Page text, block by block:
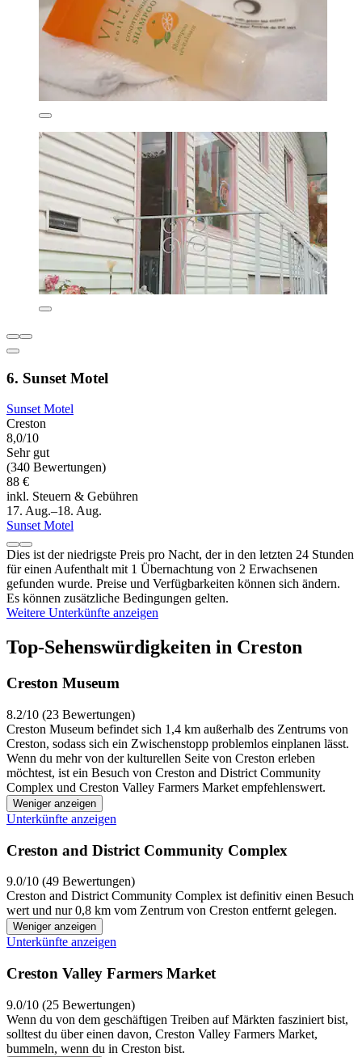
6. Sunset Motel
Sunset Motel
Creston
8,0/10
Sehr gut
(340 Bewertungen)
88 €
inkl. Steuern & Gebühren
17. Aug.–18. Aug.
Sunset Motel
Dies ist der niedrigste Preis pro Nacht, der in den letzten 24 Stunden
für einen Aufenthalt mit 1 Übernachtung von 2 Erwachsenen
gefunden wurde. Preise und Verfügbarkeiten können sich ändern.
Es können zusätzliche Bedingungen gelten.
Weitere Unterkünfte anzeigen
Top-Sehenswürdigkeiten in Creston
Creston Museum
8.2/10 (23 Bewertungen)
Creston Museum befindet sich 1,4 km außerhalb des Zentrums von
Creston, sodass sich ein Zwischenstopp problemlos einplanen lässt.
Wenn du mehr von der kulturellen Seite von Creston erleben
möchtest, ist ein Besuch von Creston and District Community
Complex und Creston Valley Farmers Market empfehlenswert.
Weniger anzeigen
Unterkünfte anzeigen
Creston and District Community Complex
9.0/10 (49 Bewertungen)
Creston and District Community Complex ist definitiv einen Besuch
wert und nur 0,8 km vom Zentrum von Creston entfernt gelegen.
Weniger anzeigen
Unterkünfte anzeigen
Creston Valley Farmers Market
9.0/10 (25 Bewertungen)
Wenn du von dem geschäftigen Treiben auf Märkten fasziniert bist,
solltest du über einen davon, Creston Valley Farmers Market,
bummeln, wenn du in Creston bist.